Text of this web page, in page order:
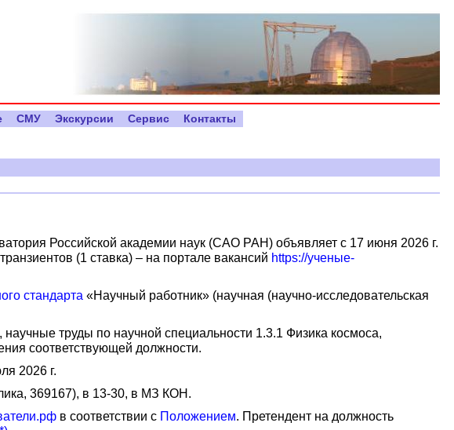
СМУ Экскурсии Сервис Контакты
Российской академии наук (САО РАН) объявляет с 17 июня 2026 г.
(1 ставка) – на портале вакансий https://ученые-
стандарта «Научный работник» (научная (научно-исследовательская
труды по научной специальности 1.3.1 Физика космоса,
соответствующей должности.
2026 г.
369167), в 13-30, в МЗ КОН.
в соответствии с Положением. Претендент на должность